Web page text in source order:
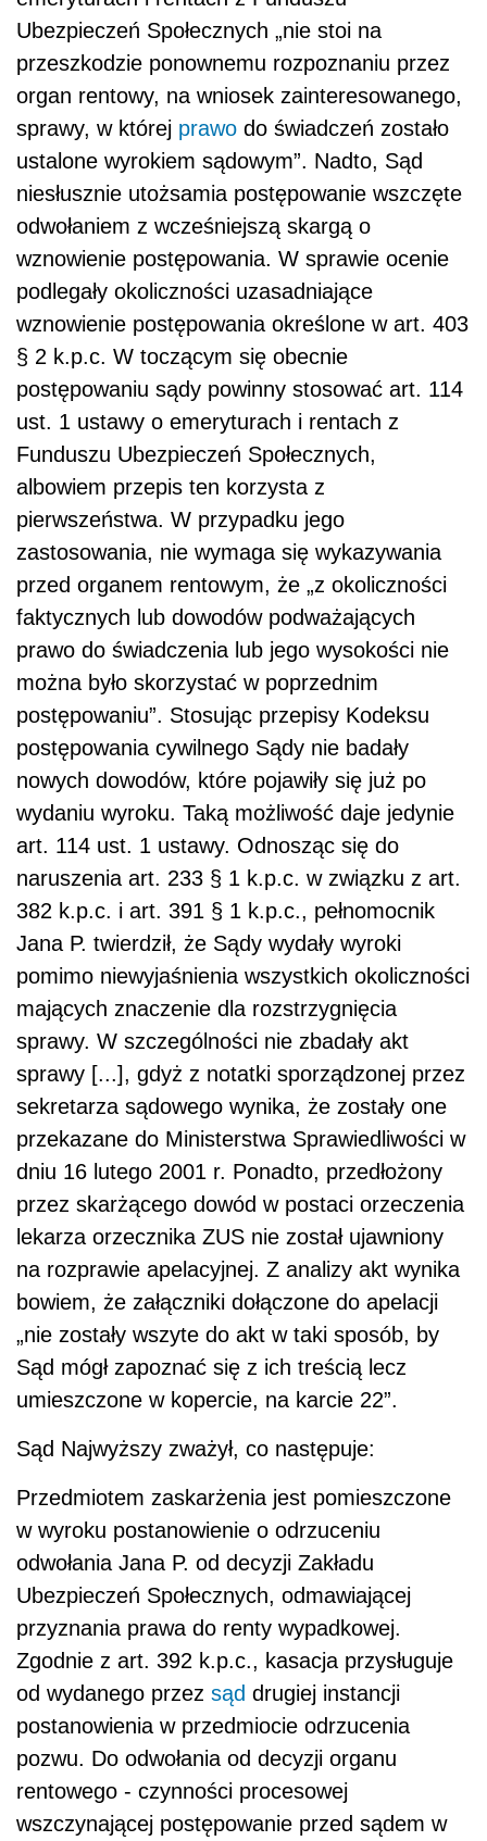
Ubezpieczeń Społecznych „nie stoi na
przeszkodzie ponownemu rozpoznaniu przez
organ rentowy, na wniosek zainteresowanego,
sprawy, w której prawo do świadczeń zostało
ustalone wyrokiem sądowym”. Nadto, Sąd
niesłusznie utożsamia postępowanie wszczęte
odwołaniem z wcześniejszą skargą o
wznowienie postępowania. W sprawie ocenie
podlegały okoliczności uzasadniające
wznowienie postępowania określone w art. 403
§ 2 k.p.c. W toczącym się obecnie
postępowaniu sądy powinny stosować art. 114
ust. 1 ustawy o emeryturach i rentach z
Funduszu Ubezpieczeń Społecznych,
albowiem przepis ten korzysta z
pierwszeństwa. W przypadku jego
zastosowania, nie wymaga się wykazywania
przed organem rentowym, że „z okoliczności
faktycznych lub dowodów podważających
prawo do świadczenia lub jego wysokości nie
można było skorzystać w poprzednim
postępowaniu”. Stosując przepisy Kodeksu
postępowania cywilnego Sądy nie badały
nowych dowodów, które pojawiły się już po
wydaniu wyroku. Taką możliwość daje jedynie
art. 114 ust. 1 ustawy. Odnosząc się do
naruszenia art. 233 § 1 k.p.c. w związku z art.
382 k.p.c. i art. 391 § 1 k.p.c., pełnomocnik
Jana P. twierdził, że Sądy wydały wyroki
pomimo niewyjaśnienia wszystkich okoliczności
mających znaczenie dla rozstrzygnięcia
sprawy. W szczególności nie zbadały akt
sprawy [...], gdyż z notatki sporządzonej przez
sekretarza sądowego wynika, że zostały one
przekazane do Ministerstwa Sprawiedliwości w
dniu 16 lutego 2001 r. Ponadto, przedłożony
przez skarżącego dowód w postaci orzeczenia
lekarza orzecznika ZUS nie został ujawniony
na rozprawie apelacyjnej. Z analizy akt wynika
bowiem, że załączniki dołączone do apelacji
„nie zostały wszyte do akt w taki sposób, by
Sąd mógł zapoznać się z ich treścią lecz
umieszczone w kopercie, na karcie 22”.
Sąd Najwyższy zważył, co następuje:
Przedmiotem zaskarżenia jest pomieszczone
w wyroku postanowienie o odrzuceniu
odwołania Jana P. od decyzji Zakładu
Ubezpieczeń Społecznych, odmawiającej
przyznania prawa do renty wypadkowej.
Zgodnie z art. 392 k.p.c., kasacja przysługuje
od wydanego przez sąd drugiej instancji
postanowienia w przedmiocie odrzucenia
pozwu. Do odwołania od decyzji organu
rentowego - czynności procesowej
wszczynającej postępowanie przed sądem w